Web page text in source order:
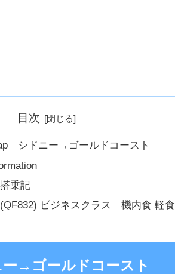
目次
シドニー→ゴールドコースト
乗記
ビジネスクラス 機内食 軽食
→ゴールドコースト